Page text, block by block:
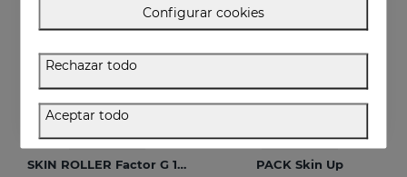
Añadir
SKIN ROLLER Factor G 10ml
Añadir
PACK Skin Up
Configurar cookies
Rechazar todo
Aceptar todo